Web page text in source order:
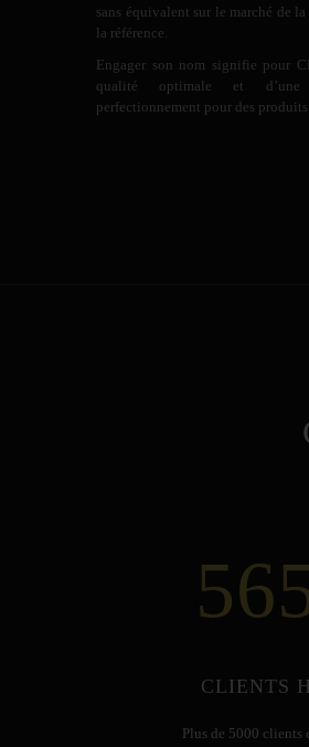
sans équivalent sur le marché de
la référence.
Engager son nom signifie pour
qualité optimale et d’une
perfectionnement pour des produits
CLIENTS
Plus de 5000 clients